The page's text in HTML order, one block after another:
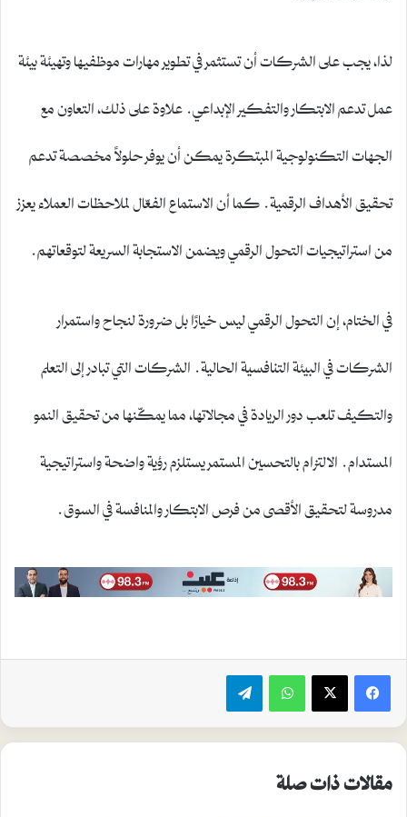
لذا، يجب على الشركات أن تستثمر في تطوير مهارات موظفيها وتهيئة بيئة
عمل تدعم الابتكار والتفكير الإبداعي. علاوة على ذلك، التعاون مع
الجهات التكنولوجية المبتكرة يمكن أن يوفر حلولاً مخصصة تدعم
تحقيق الأهداف الرقمية. كما أن الاستماع الفعّال لملاحظات العملاء يعزز
من استراتيجيات التحول الرقمي ويضمن الاستجابة السريعة لتوقعاتهم.
في الختام، إن التحول الرقمي ليس خيارًا بل ضرورة لنجاح واستمرار
الشركات في البيئة التنافسية الحالية. الشركات التي تبادر إلى التعلم
والتكيف تلعب دور الريادة في مجالاتها، مما يمكّنها من تحقيق النمو
المستدام. الالتزام بالتحسين المستمر يستلزم رؤية واضحة واستراتيجية
مدروسة لتحقيق الأقصى من فرص الابتكار والمنافسة في السوق.
واتسابتيلقرام
مقالات ذات صلة